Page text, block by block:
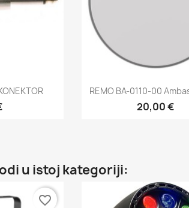
Brzi
REMO BA-0110-00
20,00 €
u istoj kategoriji:
favorite_border